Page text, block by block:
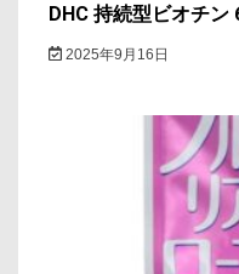
DHC 持続型ビオチン
2025年9月16日